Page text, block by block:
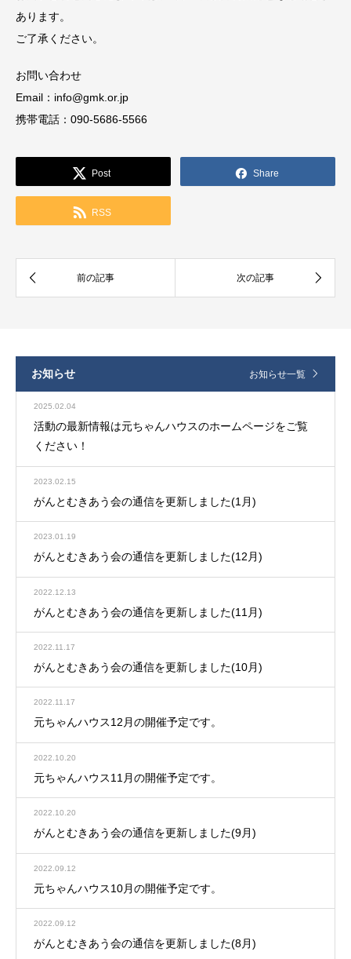
あります。
ご了承ください。
お問い合わせ
Email：info@gmk.or.jp
携帯電話：090-5686-5566
Post Share
RSS
お知らせ お知らせ一覧
2025.02.04
活動の最新情報は元ちゃんハウスのホームページをご覧
ください！
2023.02.15
がんとむきあう会の通信を更新しました(1月)
2023.01.19
がんとむきあう会の通信を更新しました(12月)
2022.12.13
がんとむきあう会の通信を更新しました(11月)
2022.11.17
がんとむきあう会の通信を更新しました(10月)
2022.11.17
元ちゃんハウス12月の開催予定です。
2022.10.20
元ちゃんハウス11月の開催予定です。
2022.10.20
がんとむきあう会の通信を更新しました(9月)
2022.09.12
元ちゃんハウス10月の開催予定です。
2022.09.12
がんとむきあう会の通信を更新しました(8月)